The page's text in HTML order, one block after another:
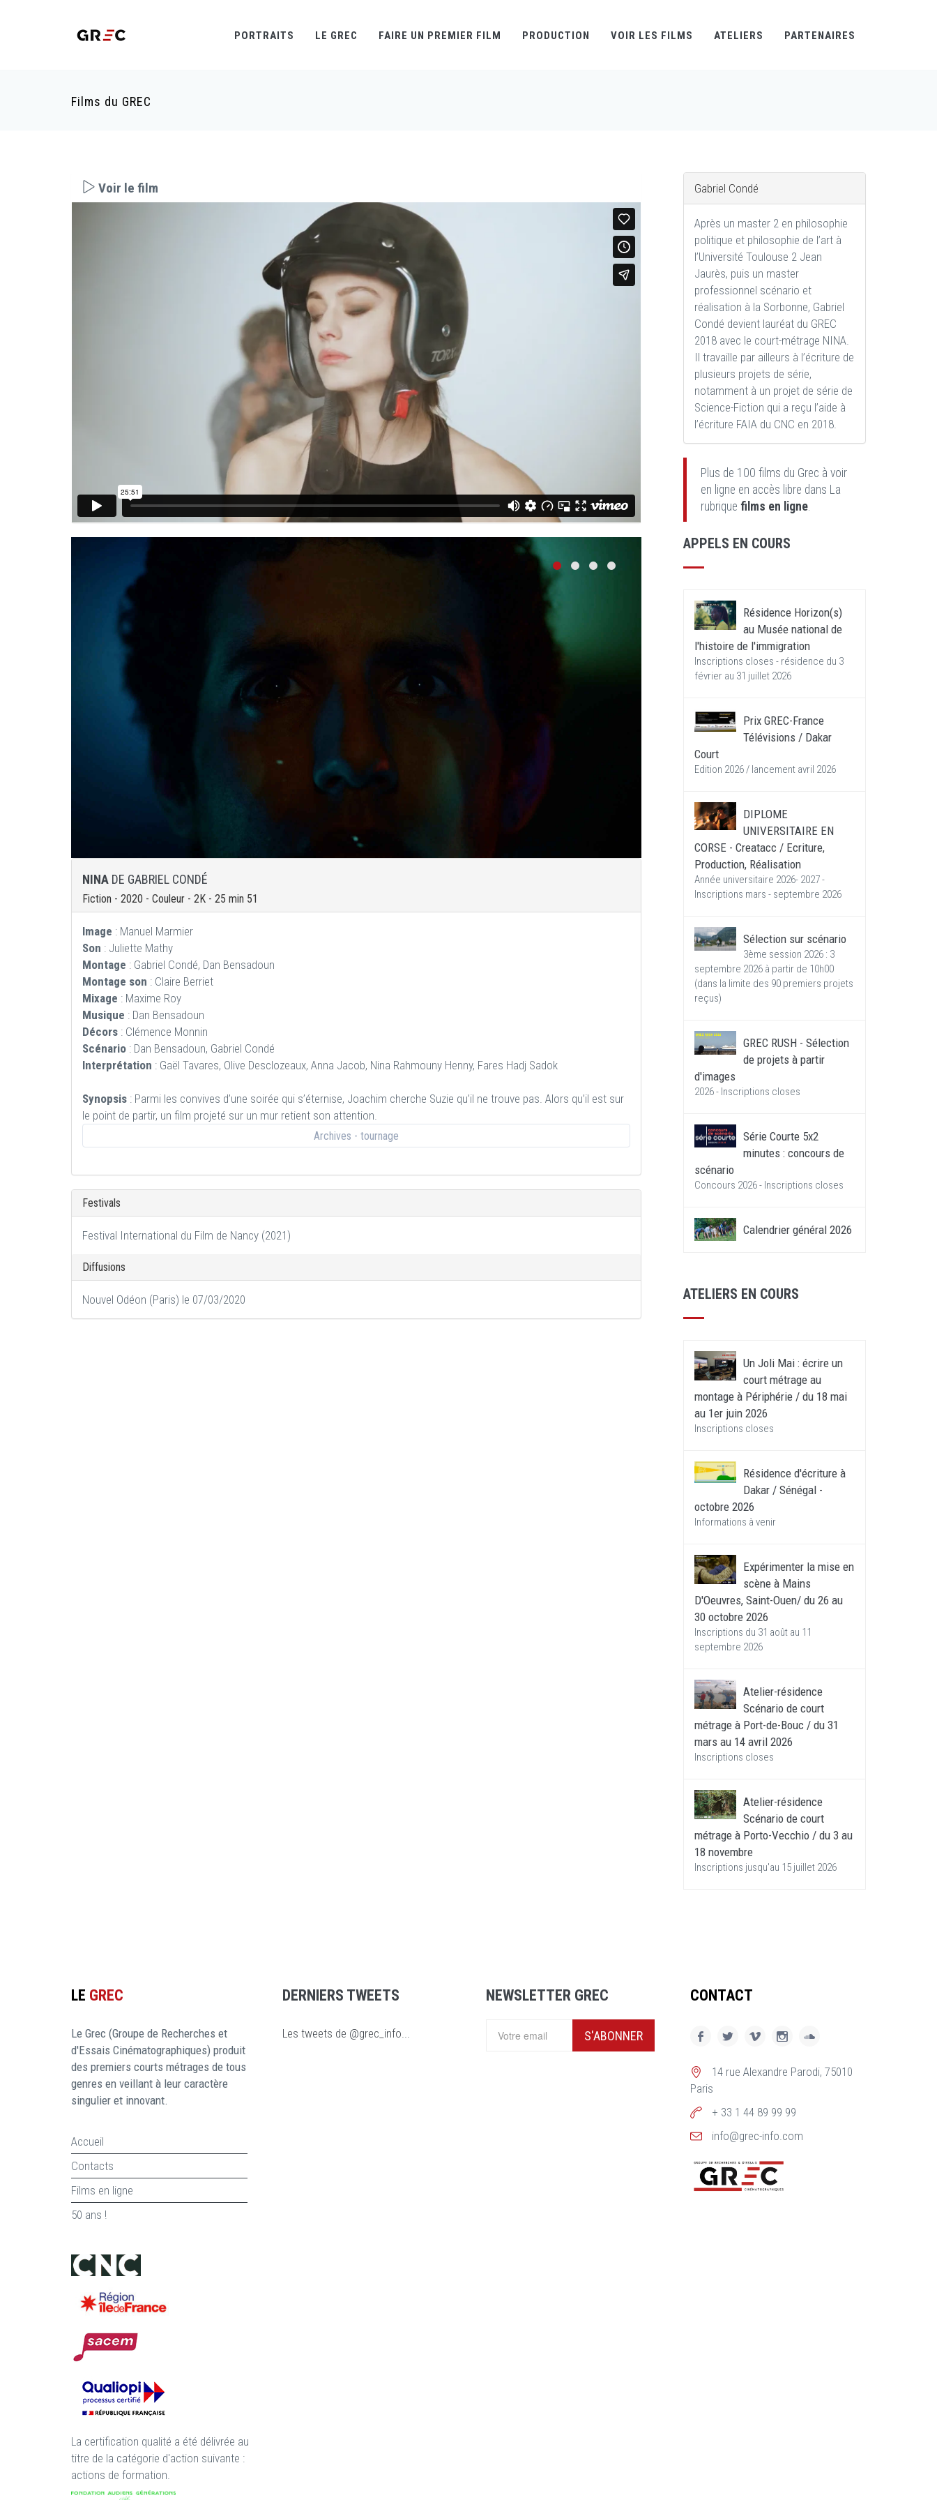
PORTRAITS LE GREC FAIRE UN PREMIER FILM PRODUCTION VOIR LES FILMS ATELIERS PARTENAIRES
Films du GREC
Voir le film
NINA DE GABRIEL CONDÉ
Fiction - 2020 - Couleur - 2K - 25 min 51
Image : Manuel Marmier
Son : Juliette Mathy
Montage : Gabriel Condé, Dan Bensadoun
Montage son : Claire Berriet
Mixage : Maxime Roy
Musique : Dan Bensadoun
Décors : Clémence Monnin
Scénario : Dan Bensadoun, Gabriel Condé
Interprétation : Gaël Tavares, Olive Desclozeaux, Anna Jacob, Nina Rahmouny Henny, Fares Hadj Sadok
Synopsis : Parmi les convives d’une soirée qui s’éternise, Joachim cherche Suzie qu’il ne trouve pas. Alors qu’il est sur
le point de partir, un film projeté sur un mur retient son attention.
Archives - tournage
Festivals
Festival International du Film de Nancy (2021)
Diffusions
Nouvel Odéon (Paris) le 07/03/2020
Gabriel Condé
Après un master 2 en philosophie
politique et philosophie de l’art à
l’Université Toulouse 2 Jean
Jaurès, puis un master
professionnel scénario et
réalisation à la Sorbonne, Gabriel
Condé devient lauréat du GREC
2018 avec le court-métrage NINA.
Il travaille par ailleurs à l’écriture de
plusieurs projets de série,
notamment à un projet de série de
Science-Fiction qui a reçu l’aide à
l’écriture FAIA du CNC en 2018.
Plus de 100 films du Grec à voir
en ligne en accès libre dans La
rubrique films en ligne.
APPELS EN COURS
Résidence Horizon(s)
au Musée national de
l'histoire de l'immigration
Inscriptions closes - résidence du 3
février au 31 juillet 2026
Prix GREC-France
Télévisions / Dakar
Court
Edition 2026 / lancement avril 2026
DIPLOME
UNIVERSITAIRE EN
CORSE - Creatacc / Ecriture,
Production, Réalisation
Année universitaire 2026- 2027 -
Inscriptions mars - septembre 2026
Sélection sur scénario
3ème session 2026 : 3
septembre 2026 à partir de 10h00
(dans la limite des 90 premiers projets
reçus)
GREC RUSH - Sélection
de projets à partir
d'images
2026 - Inscriptions closes
Série Courte 5x2
minutes : concours de
scénario
Concours 2026 - Inscriptions closes
Calendrier général 2026
ATELIERS EN COURS
Un Joli Mai : écrire un
court métrage au
montage à Périphérie / du 18 mai
au 1er juin 2026
Inscriptions closes
Résidence d'écriture à
Dakar / Sénégal -
octobre 2026
Informations à venir
Expérimenter la mise en
scène à Mains
D'Oeuvres, Saint-Ouen/ du 26 au
30 octobre 2026
Inscriptions du 31 août au 11
septembre 2026
Atelier-résidence
Scénario de court
métrage à Port-de-Bouc / du 31
mars au 14 avril 2026
Inscriptions closes
Atelier-résidence
Scénario de court
métrage à Porto-Vecchio / du 3 au
18 novembre
Inscriptions jusqu'au 15 juillet 2026
LE GREC
Le Grec (Groupe de Recherches et
d'Essais Cinématographiques) produit
des premiers courts métrages de tous
genres en veillant à leur caractère
singulier et innovant.
Accueil
Contacts
Films en ligne
50 ans !
La certification qualité a été délivrée au
titre de la catégorie d'action suivante :
actions de formation.
DERNIERS TWEETS
Les tweets de @grec_info...
NEWSLETTER GREC
S'ABONNER
CONTACT
14 rue Alexandre Parodi, 75010
Paris
+ 33 1 44 89 99 99
info@grec-info.com